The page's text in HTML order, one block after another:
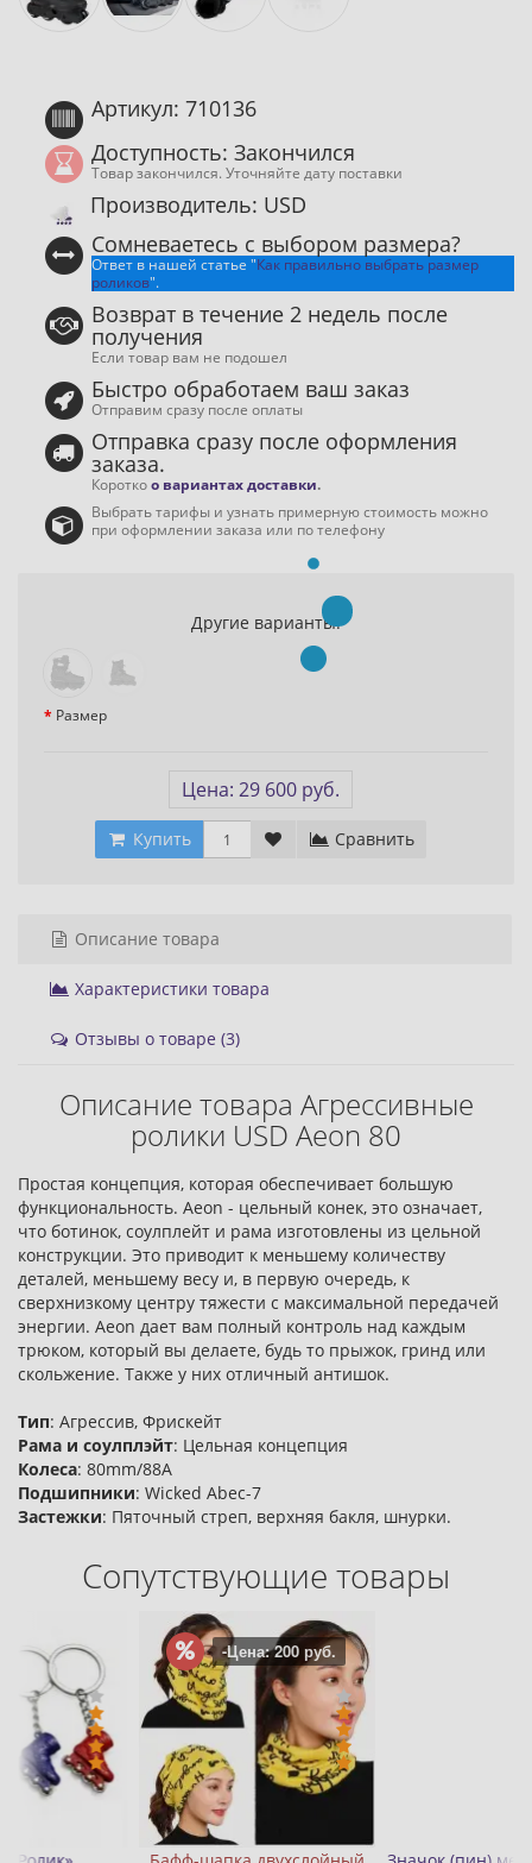
Артикул: 710136
Доступность: Закончился
Товар закончился. Уточняйте дату поставки
Производитель: USD
Сомневаетесь с выбором размера?
Ответ в нашей статье "Как правильно выбрать размер
роликов".
Возврат в течение 2 недель после
получения
Если товар вам не подошел
Быстро обработаем ваш заказ
Отправим сразу после оплаты
Отправка сразу после оформления
заказа.
Короткоо вариантах доставки.
Выбрать тарифы и узнать примерную стоимость можно
при оформлении заказа или по телефону
Другие варианты:
Размер
Цена: 29 600 руб.
Купить Сравнить
Описание товара
Характеристики товара
Отзывы о товаре (3)
Описание товара Агрессивные
ролики USD Aeon 80
Простая концепция, которая обеспечивает большую
функциональность. Aeon - цельный конек, это означает,
что ботинок, соулплейт и рама изготовлены из цельной
конструкции. Это приводит к меньшему количеству
деталей, меньшему весу и, в первую очередь, к
сверхнизкому центру тяжести с максимальной передачей
энергии. Aeon дает вам полный контроль над каждым
трюком, который вы делаете, будь то прыжок, гринд или
скольжение. Также у них отличный антишок.
Тип: Агрессив, Фрискейт
Рама и соулплэйт: Цельная концепция
Колеса: 80mm/88A
Подшипники: Wicked Abec-7
Застежки: Пяточный стреп, верхняя бакля, шнурки.
Сопутствующие товары